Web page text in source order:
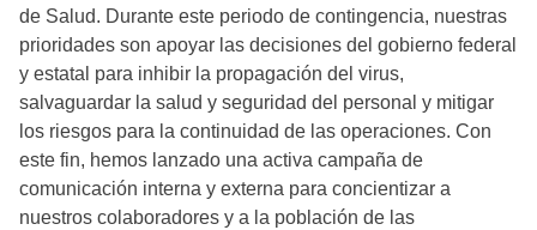
de Salud. Durante este periodo de contingencia, nuestras
prioridades son apoyar las decisiones del gobierno federal
y estatal para inhibir la propagación del virus,
salvaguardar la salud y seguridad del personal y mitigar
los riesgos para la continuidad de las operaciones. Con
este fin, hemos lanzado una activa campaña de
comunicación interna y externa para concientizar a
nuestros colaboradores y a la población de las